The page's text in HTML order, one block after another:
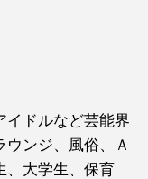
イドルなど芸能界
ンジ、風俗、Ａ
、大学生、保育